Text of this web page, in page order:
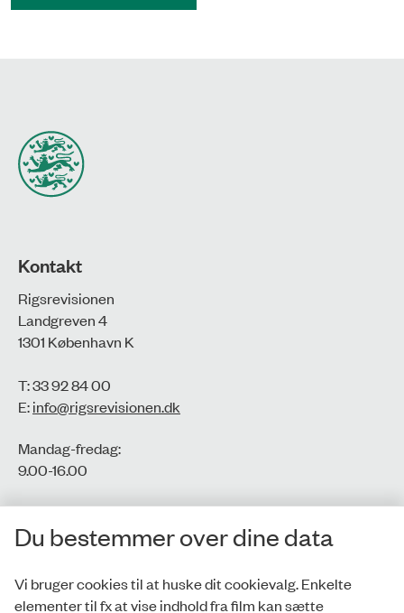
Kontakt
Rigsrevisionen
Landgreven 4
1301 København K
T: 33 92 84 00
E:info@rigsrevisionen.dk
Mandag-fredag:
9.00-16.00​
CVR-nr.: 77806113
EAN-nr.: 5798000016002
Du bestemmer over dine data
Vi bruger cookies til at huske dit cookievalg. Enkelte
elementer til fx at vise indhold fra film kan sætte